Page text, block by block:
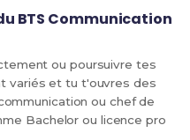
BTS Communication
ou poursuivre tes
variés et tu t'ouvres des
ou chef de
Bachelor ou licence pro